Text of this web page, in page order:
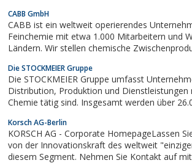
CABB GmbH
CABB ist ein weltweit operierendes
Feinchemie mit etwa 1.000 Mitarbeitern und
Ländern. Wir stellen chemische
gesamten chemischen und
an.
Die STOCKMEIER Gruppe
Die STOCKMEIER Gruppe umfasst Unternehmen,
Distribution, Produktion und Dienstleistungen rund um die
Chemie tätig sind. Insgesamt werden über
weltweit versorgt.
Korsch AG-Berlin
KORSCH AG - Corporate HomepageLassen
von der Innovationskraft des weltweit
diesem Segment. Nehmen Sie Kontakt auf